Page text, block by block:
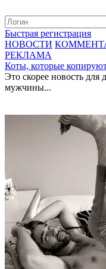
Быстрая регистрация
НОВОСТИ
РЕКЛАМА
Коты, которые
Это скорее новость для
мужчины...